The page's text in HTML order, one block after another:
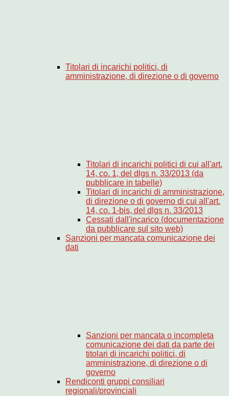
Titolari di incarichi politici, di
amministrazione, di direzione o di governo
Titolari di incarichi politici di cui all'art.
14, co. 1, del dlgs n. 33/2013 (da
pubblicare in tabelle)
Titolari di incarichi di amministrazione,
di direzione o di governo di cui all'art.
14, co. 1-bis, del dlgs n. 33/2013
Cessati dall'incarico (documentazione
da pubblicare sul sito web)
Sanzioni per mancata comunicazione dei
dati
Sanzioni per mancata o incompleta
comunicazione dei dati da parte dei
titolari di incarichi politici, di
amministrazione, di direzione o di
governo
Rendiconti gruppi consiliari
regionali/provinciali